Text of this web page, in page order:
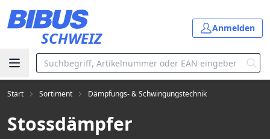
SCHWEIZ
Anmelden
Start Sortiment Dämpfungs- & Schwingungstechnik
Stossdämpfer